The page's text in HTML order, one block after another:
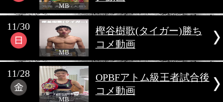
11/30
MB
丸元大五郎(大成)勝
11/30 樫谷樹歌(タイガー)